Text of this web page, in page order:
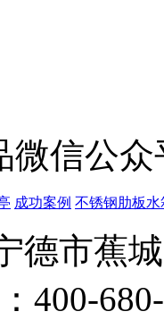
微信公众
成功案例 不锈钢肋板水
德市蕉